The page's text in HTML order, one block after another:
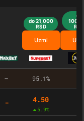
do 21,000
RSD
Uzmi
do
RSD
– 95.1%
- 4.50
5.9%